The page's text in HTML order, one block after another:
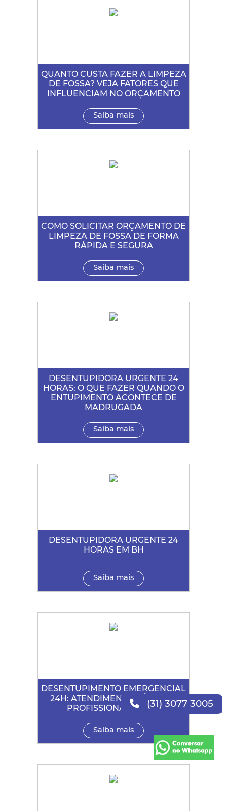
QUANTO CUSTA FAZER A LIMPEZA
DE FOSSA? VEJA FATORES QUE
INFLUENCIAM NO ORÇAMENTO
Saiba mais
COMO SOLICITAR ORÇAMENTO DE
LIMPEZA DE FOSSA DE FORMA
RÁPIDA E SEGURA
Saiba mais
DESENTUPIDORA URGENTE 24
HORAS: O QUE FAZER QUANDO O
ENTUPIMENTO ACONTECE DE
MADRUGADA
Saiba mais
DESENTUPIDORA URGENTE 24
HORAS EM BH
Saiba mais
DESENTUPIMENTO EMERGENCIAL
24H: ATENDIMENTO RÁPIDO E
PROFISSIONAL EM BH
Saiba mais
(31) 3077 3005